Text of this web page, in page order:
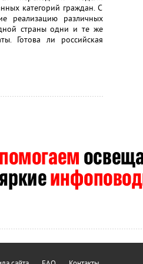
категорий граждан. С
реализацию различных
страны одни и те же
Готова ли российская